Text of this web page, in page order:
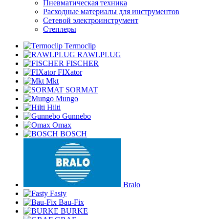
Пневматическая техника
Расходные материалы для инструментов
Сетевой электроинструмент
Степлеры
Termoclip
RAWLPLUG
FISCHER
FIXator
Mkt
SORMAT
Mungo
Hilti
Gunnebo
Omax
BOSCH
Bralo
Fasty
Bau-Fix
BURKE